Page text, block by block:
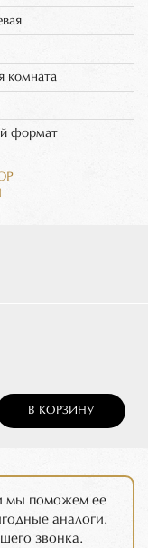
комната
формат
В КОРЗИНУ
мы поможем ее
аналоги.
звонка.